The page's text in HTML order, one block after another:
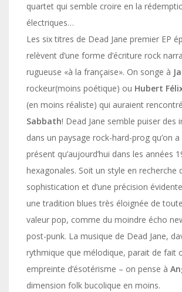
quartet qui semble croire en la
électriques…
Les six titres de Dead Jane premier EP
relèvent d’une forme d’écriture rock
rugueuse «à la française». On songe à
rockeur(moins poétique) ou Hubert
(en moins réaliste) qui auraient rencontré
Sabbath! Dead Jane semble puiser des
dans un paysage rock-hard-prog qu’on
présent qu’aujourd’hui dans les années
hexagonales. Soit un style en recherche
sophistication et d’une précision
une tradition blues très éloignée de
valeur pop, comme du moindre écho
post-punk. La musique de Dead Jane,
rythmique que mélodique, parait de fait
empreinte d’ésotérisme – on pense à
dimension folk bucolique en moins.